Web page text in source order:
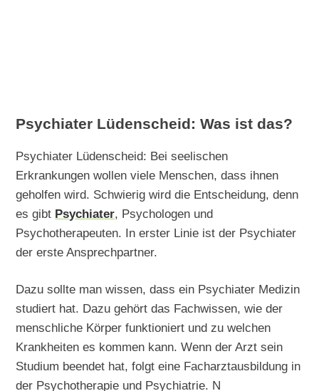
Psychiater Lüdenscheid: Was ist das?
Psychiater Lüdenscheid: Bei seelischen
Erkrankungen wollen viele Menschen, dass ihnen
geholfen wird. Schwierig wird die Entscheidung, denn
es gibt Psychiater, Psychologen und
Psychotherapeuten. In erster Linie ist der Psychiater
der erste Ansprechpartner.
Dazu sollte man wissen, dass ein Psychiater Medizin
studiert hat. Dazu gehört das Fachwissen, wie der
menschliche Körper funktioniert und zu welchen
Krankheiten es kommen kann. Wenn der Arzt sein
Studium beendet hat, folgt eine Facharztausbildung in
der Psychotherapie und Psychiatrie. N